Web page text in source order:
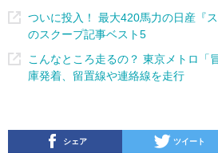
ついに投入！ 最大420馬力の日産『
のスクープ記事ベスト5
こんなところ走るの？ 東京メトロ
庫発着、留置線や連絡線を走行
シェア ツイート